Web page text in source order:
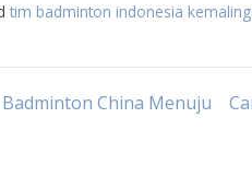
tim badminton indonesia
China Menuju